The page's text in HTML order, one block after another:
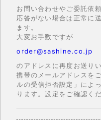
お問い合わせやご委託依
応答がない場合は正常に
ます。
大変お手数ですが
order@sashine.co.jp
のアドレスに再度お送り
携帯のメールアドレスを
ルの受信拒否設定」によ
ります。設定をご確認くだ